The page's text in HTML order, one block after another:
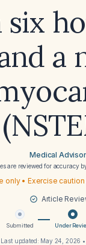
a
Medical
are reviewed for accuracy
only • Exercise
Article
Submitted Under
Last updated: May 24, 2026 •